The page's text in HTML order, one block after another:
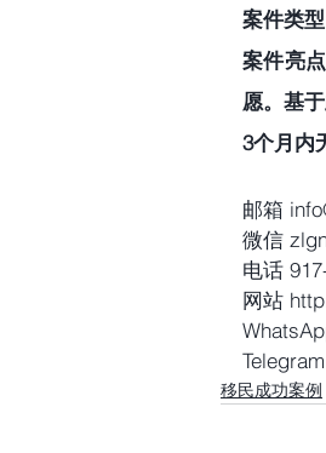
案件类
案件亮
愿。基
3个月内
邮箱
微信
电话
网站
移民成功案例